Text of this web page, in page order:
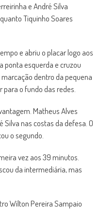
e André Silva
Tiquinho Soares
e abriu o placar logo aos
ponta esquerda e cruzou
dentro da pequena
o fundo das redes.
Matheus Alves
nas costas da defesa. O
o segundo.
vez aos 39 minutos.
da intermediária, mas
Wilton Pereira Sampaio